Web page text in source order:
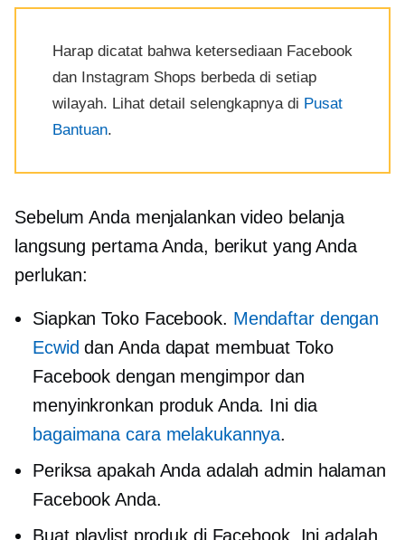
Harap dicatat bahwa ketersediaan Facebook
dan Instagram Shops berbeda di setiap
wilayah. Lihat detail selengkapnya di Pusat
Bantuan.
Sebelum Anda menjalankan video belanja
langsung pertama Anda, berikut yang Anda
perlukan:
Siapkan Toko Facebook. Mendaftar dengan
Ecwid dan Anda dapat membuat Toko
Facebook dengan mengimpor dan
menyinkronkan produk Anda. Ini dia
bagaimana cara melakukannya.
Periksa apakah Anda adalah admin halaman
Facebook Anda.
Buat playlist produk di Facebook. Ini adalah